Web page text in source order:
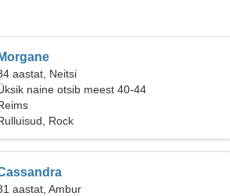
Morgane
aastat, Neitsi
naine otsib meest 40-44
Rock
aastat, Ambur